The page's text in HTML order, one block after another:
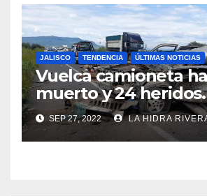
JALISCO TENDENCIA ÚLTIMAS NOTICIAS
Vuelca camioneta
muerto y 24 heridos.
SEP 27, 2022 LA HIDRA